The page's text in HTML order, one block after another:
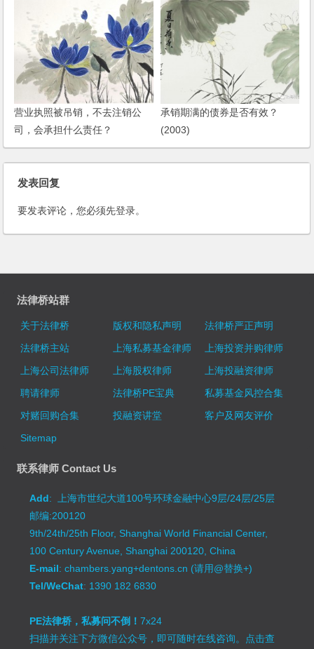
营业执照被吊销，不去注销公
司，会承担什么责任？
承销期满的债券是否有效？
(2003)
发表回复
要发表评论，您必须先登录。
法律桥站群
关于法律桥 版权和隐私声明
法律桥严正声明
法律桥主站
上海私募基金律师
上海投资并购律师
上海公司法律师
上海股权律师
上海投融资律师
聘请律师
法律桥PE宝典
私募基金风控合集
对赌回购合集
投融资讲堂
客户及网友评价
Sitemap
联系律师 Contact Us
Add: 上海市世纪大道100号环球金融中心9层/24层/25层
邮编:200120
9th/24th/25th Floor, Shanghai World Financial Center,
100 Century Avenue, Shanghai 200120, China
E-mail: chambers.yang+dentons.cn (请用@替换+)
Tel/WeChat: 1390 182 6830
PE法律桥，私募问不倒！7x24
扫描并关注下方微信公众号，即可随时在线咨询。 点击查